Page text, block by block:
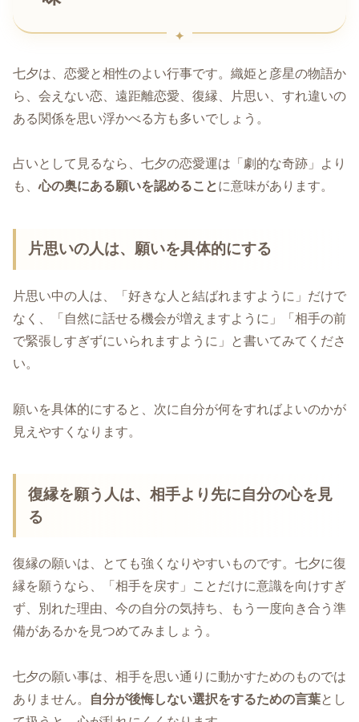
七夕は、恋愛と相性のよい行事です。織姫と彦星の物語か
ら、会えない恋、遠距離恋愛、復縁、片思い、すれ違いの
ある関係を思い浮かべる方も多いでしょう。
占いとして見るなら、七夕の恋愛運は「劇的な奇跡」より
も、心の奥にある願いを認めることに意味があります。
片思いの人は、願いを具体的にする
片思い中の人は、「好きな人と結ばれますように」だけで
なく、「自然に話せる機会が増えますように」「相手の前
で緊張しすぎずにいられますように」と書いてみてくださ
い。
願いを具体的にすると、次に自分が何をすればよいのかが
見えやすくなります。
復縁を願う人は、相手より先に自分の心を見
る
復縁の願いは、とても強くなりやすいものです。七夕に復
縁を願うなら、「相手を戻す」ことだけに意識を向けすぎ
ず、別れた理由、今の自分の気持ち、もう一度向き合う準
備があるかを見つめてみましょう。
七夕の願い事は、相手を思い通りに動かすためのものでは
ありません。
自分が後悔しない選択をするための言葉とし